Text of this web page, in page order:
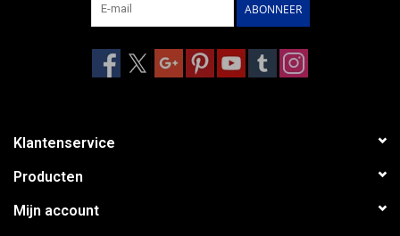
ABONNEER
Klantenservice
Producten
Mijn account